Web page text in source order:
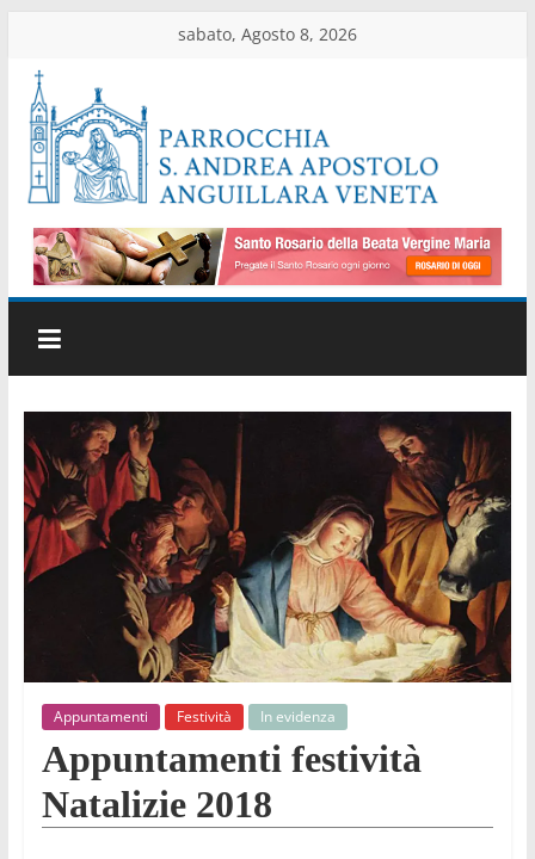
contenuto
sabato, Agosto 8, 2026
Parrocchia
di
Anguillara
Veneta
Sito
ufficiale
della
parrocchia
Appuntamenti Festività In evidenza
Appuntamenti festività
Natalizie 2018